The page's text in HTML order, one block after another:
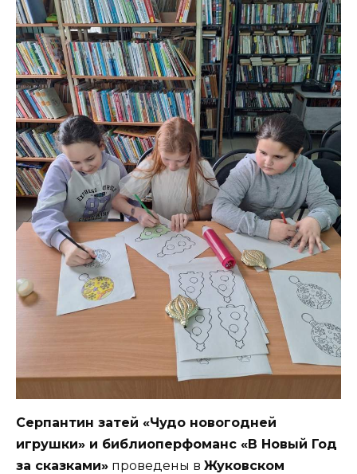
Серпантин затей «Чудо новогодней
игрушки» и библиоперфоманс «В Новый Год
за сказками» проведены в Жуковском